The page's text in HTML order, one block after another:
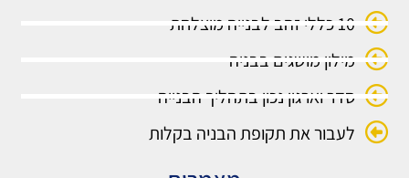
10 כללי זהב לבנייה מוצלחת
מילון מושגים בבניה
סדר וארגון נכון בתהליך הבנייה
לעבור את תקופת הבניה בקלות